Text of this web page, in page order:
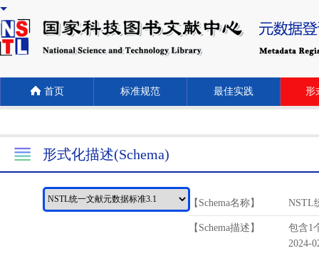
首页 标准规范 最佳实践 形
形式化描述(Schema)
【Schema名称】 NSTL
【Schema描述】
包含1
2024-